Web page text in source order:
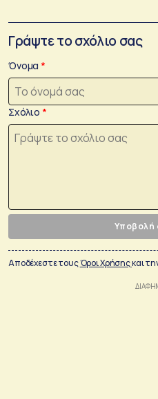
Γράψτε το σχόλιο σας
Όνομα
Σχόλιο
Υποβολή
Αποδέχεστε τουςΌροι Χρήσηςκαι